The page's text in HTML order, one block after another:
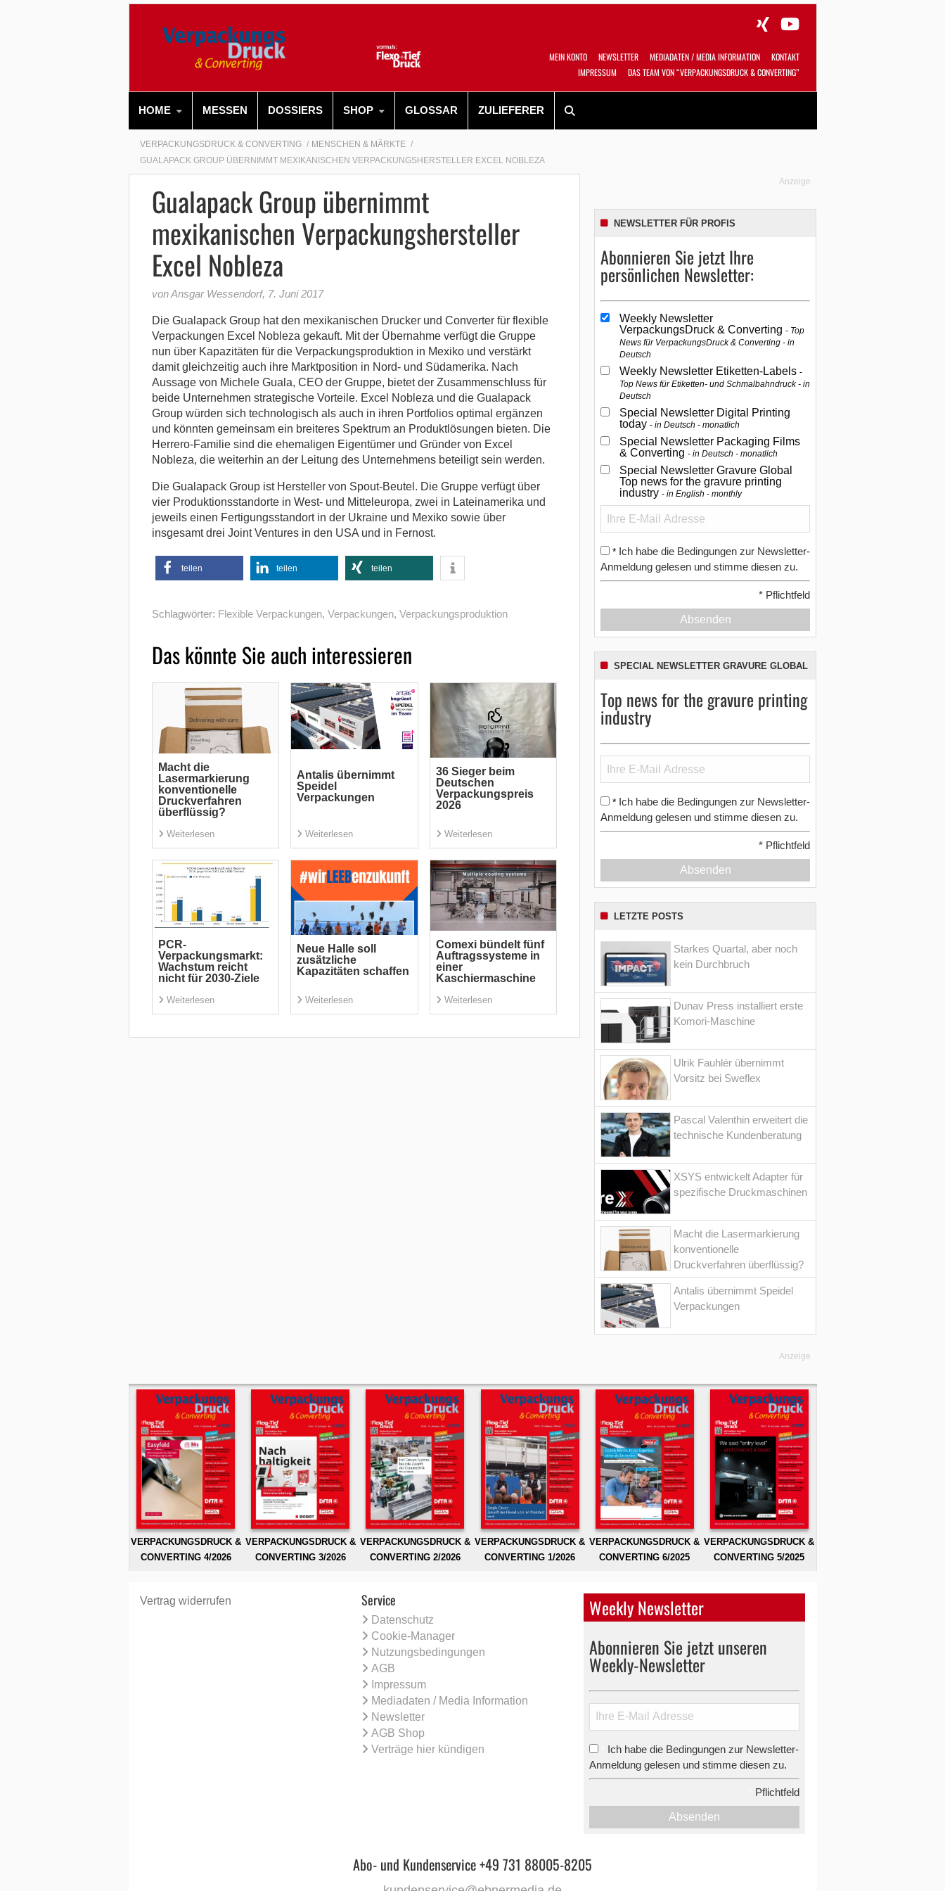
MEIN KONTO NEWSLETTER MEDIADATEN / MEDIA INFORMATION
KONTAKT
IMPRESSUM
DAS TEAM VON “VERPACKUNGSDRUCK & CONVERTING”
HOME MESSEN DOSSIERS SHOP GLOSSAR ZULIEFERER
VERPACKUNGSDRUCK & CONVERTING
MENSCHEN & MÄRKTE
GUALAPACK GROUP ÜBERNIMMT MEXIKANISCHEN VERPACKUNGSHERSTELLER EXCEL NOBLEZA
Gualapack Group übernimmt
mexikanischen Verpackungshersteller
Excel Nobleza
von Ansgar Wessendorf, 7. Juni 2017
Die Gualapack Group hat den mexikanischen Drucker und Converter für flexible
Verpackungen Excel Nobleza gekauft. Mit der Übernahme verfügt die Gruppe
nun über Kapazitäten für die Verpackungsproduktion in Mexiko und verstärkt
damit gleichzeitig auch ihre Marktposition in Nord- und Südamerika. Nach
Aussage von Michele Guala, CEO der Gruppe, bietet der Zusammenschluss für
beide Unternehmen strategische Vorteile. Excel Nobleza und die Gualapack
Group würden sich technologisch als auch in ihren Portfolios optimal ergänzen
und könnten gemeinsam ein breiteres Spektrum an Produktlösungen bieten. Die
Herrero-Familie sind die ehemaligen Eigentümer und Gründer von Excel
Nobleza, die weiterhin an der Leitung des Unternehmens beteiligt sein werden.
Die Gualapack Group ist Hersteller von Spout-Beutel. Die Gruppe verfügt über
vier Produktionsstandorte in West- und Mitteleuropa, zwei in Lateinamerika und
jeweils einen Fertigungsstandort in der Ukraine und Mexiko sowie über
insgesamt drei Joint Ventures in den USA und in Fernost.
teilen teilen teilen
Schlagwörter: Flexible Verpackungen, Verpackungen, Verpackungsproduktion
Das könnte Sie auch interessieren
Macht die
Lasermarkierung
konventionelle
Druckverfahren
überflüssig?
Weiterlesen
Antalis übernimmt
Speidel
Verpackungen
Weiterlesen
36 Sieger beim
Deutschen
Verpackungspreis
2026
Weiterlesen
PCR-
Verpackungsmarkt:
Wachstum reicht
nicht für 2030-Ziele
Weiterlesen
Neue Halle soll
zusätzliche
Kapazitäten schaffen
Weiterlesen
Comexi bündelt fünf
Auftragssysteme in
einer
Kaschiermaschine
Weiterlesen
Anzeige
NEWSLETTER FÜR PROFIS
Abonnieren Sie jetzt Ihre
persönlichen Newsletter:
Weekly Newsletter
VerpackungsDruck & Converting Top
News für VerpackungsDruck & Converting - in
Deutsch
Weekly Newsletter Etiketten-Labels
Top News für Etiketten- und Schmalbahndruck - in
Deutsch
Special Newsletter Digital Printing
today in Deutsch - monatlich
Special Newsletter Packaging Films
& Converting in Deutsch - monatlich
Special Newsletter Gravure Global
Top news for the gravure printing
industry in English - monthly
* Ich habe die Bedingungen zur Newsletter-
Anmeldung gelesen und stimme diesen zu.
* Pflichtfeld
Absenden
SPECIAL NEWSLETTER GRAVURE GLOBAL
Top news for the gravure printing
industry
* Ich habe die Bedingungen zur Newsletter-
Anmeldung gelesen und stimme diesen zu.
* Pflichtfeld
Absenden
LETZTE POSTS
Starkes Quartal, aber noch
kein Durchbruch
Dunav Press installiert erste
Komori-Maschine
Ulrik Fauhlér übernimmt
Vorsitz bei Sweflex
Pascal Valenthin erweitert die
technische Kundenberatung
XSYS entwickelt Adapter für
spezifische Druckmaschinen
Macht die Lasermarkierung
konventionelle
Druckverfahren überflüssig?
Antalis übernimmt Speidel
Verpackungen
Anzeige
VERPACKUNGSDRUCK &
CONVERTING 4/2026
VERPACKUNGSDRUCK &
CONVERTING 3/2026
VERPACKUNGSDRUCK &
CONVERTING 2/2026
VERPACKUNGSDRUCK &
CONVERTING 1/2026
VERPACKUNGSDRUCK &
CONVERTING 6/2025
VERPACKUNGSDRUCK &
CONVERTING 5/2025
Vertrag widerrufen Service
Datenschutz
Cookie-Manager
Nutzungsbedingungen
AGB
Impressum
Mediadaten / Media Information
Newsletter
AGB Shop
Verträge hier kündigen
Weekly Newsletter
Abonnieren Sie jetzt unseren
Weekly-Newsletter
Ich habe die Bedingungen zur Newsletter-
Anmeldung gelesen und stimme diesen zu.
Pflichtfeld
Absenden
Abo- und Kundenservice +49 731 88005-8205